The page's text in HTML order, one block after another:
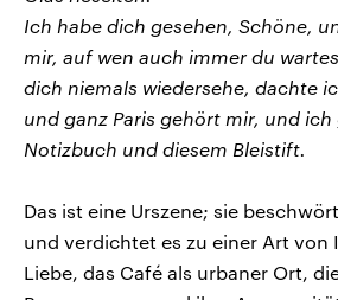
Ich habe dich gesehen, Schöne,
mir, auf wen auch immer du
dich niemals wiedersehe, dachte
und ganz Paris gehört mir, und ich
Notizbuch und diesem Bleistift.
Das ist eine Urszene; sie
und verdichtet es zu einer Art von
Liebe, das Café als urbaner Ort,